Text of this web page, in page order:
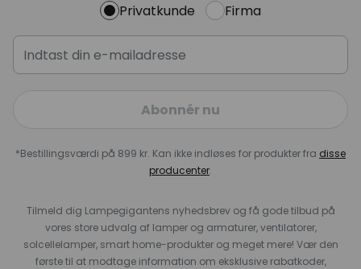
Privatkunde Firma
Abonnér nu
*Bestillingsværdi på 899 kr. Kan ikke indløses for produkter fra disse
producenter.
Tilmeld dig Lampegigantens nyhedsbrev og få gode tilbud på
vores store udvalg af lamper og armaturer, ventilatorer,
solcellelamper, smart home-produkter og meget mere! Vær den
første til at modtage information om eksklusive rabatkoder,